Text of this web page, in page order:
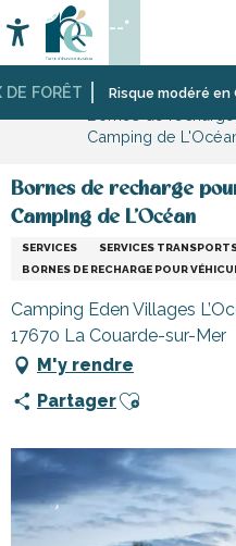
au
contenu
principal
FORÊT Risque modéré en
Accessibilité
Recherche
--°
Accueil
et
Camping de
Bornes de recharge
Camping de L'Océan
SERVICES
SERVICES
BORNES DE RECHARGE POUR
Camping Eden Villages
17670 La Couarde-sur-Mer
M'y rendre
PartagerAjouter aux